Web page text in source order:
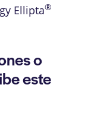
Ellipta®
o
este